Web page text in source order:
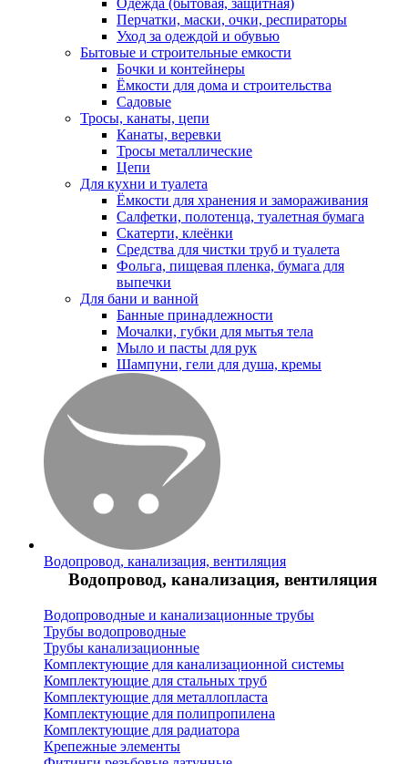
Одежда (бытовая, защитная)
Перчатки, маски, очки, респираторы
Уход за одеждой и обувью
Бытовые и строительные емкости
Бочки и контейнеры
Ёмкости для дома и строительства
Садовые
Тросы, канаты, цепи
Канаты, веревки
Тросы металлические
Цепи
Для кухни и туалета
Ёмкости для хранения и замораживания
Салфетки, полотенца, туалетная бумага
Скатерти, клеёнки
Средства для чистки труб и туалета
Фольга, пищевая пленка, бумага для
выпечки
Для бани и ванной
Банные принадлежности
Мочалки, губки для мытья тела
Мыло и пасты для рук
Шампуни, гели для душа, кремы
Водопровод, канализация, вентиляция
Водопровод, канализация, вентиляция
Водопроводные и канализационные трубы
Трубы водопроводные
Трубы канализационные
Комплектующие для канализационной системы
Комплектующие для стальных труб
Комплектующие для металлопласта
Комплектующие для полипропилена
Комплектующие для радиатора
Крепежные элементы